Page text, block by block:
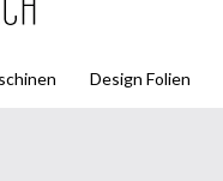
Design Folien